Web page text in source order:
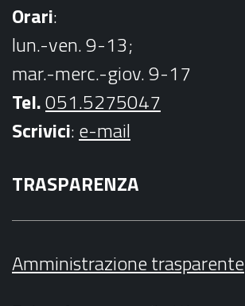
Orari:
lun.-ven. 9-13;
mar.-merc.-giov. 9-17
Tel.051.5275047
Scrivici:e-mail
TRASPARENZA
Amministrazione trasparente